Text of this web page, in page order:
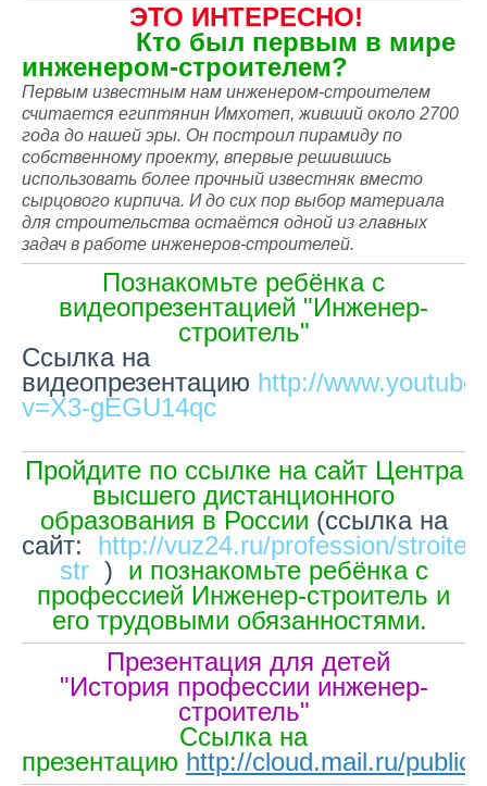
ЭТО ИНТЕРЕСНО!
Кто был первым в мире
инженером-строителем?
Первым известным нам инженером-строителем
считается египтянин Имхотеп, живший около 2700
года до нашей эры. Он построил пирамиду по
собственному проекту, впервые решившись
использовать более прочный известняк вместо
сырцового кирпича. И до сих пор выбор материала
для строительства остаётся одной из главных
задач в работе инженеров-строителей.
Познакомьте ребёнка с
видеопрезентацией "Инженер-
строитель"
Ссылка на
видеопрезентацию http://
v=X3-gEGU14qc
Пройдите по ссылке на сайт Центра
высшего дистанционного
образования в России (ссылка на
сайт:
http://vuz24.ru/profession/
str ) и познакомьте ребёнка с
профессией Инженер-строитель и
его трудовыми обязанностями.
Презентация для детей
"История профессии инженер-
строитель"
Ссылка на
презентацию http://cloud.mail.ru/